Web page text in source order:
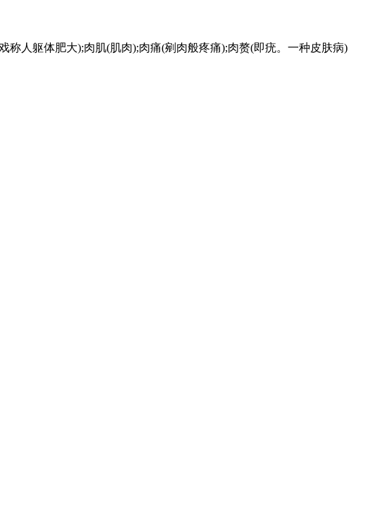
称人躯体肥大);肉肌(肌肉);肉痛(剜肉般疼痛);肉赘(即疣。一种皮肤病)